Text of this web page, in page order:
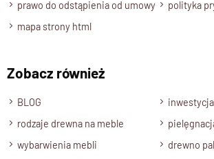
Geometryczna forma kolekcjiCUBE
nowoczesne wnętrza.
Naturalne drewnonadaje wnętrzu ciepła i
Cztery wyjątkowe
Model dostępny w czterech kolorach:
prawo do odstąpienia od umowy
polityka
mapa strony html
Zobacz również
BLOG
rodzaje drewna na meble
wybarwienia mebli
drewno